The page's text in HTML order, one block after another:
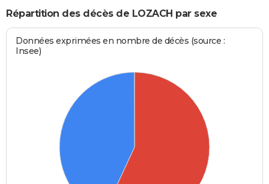
Répartition des décès de LOZACH par sexe
Données exprimées en nombre de décès (source :
Insee)